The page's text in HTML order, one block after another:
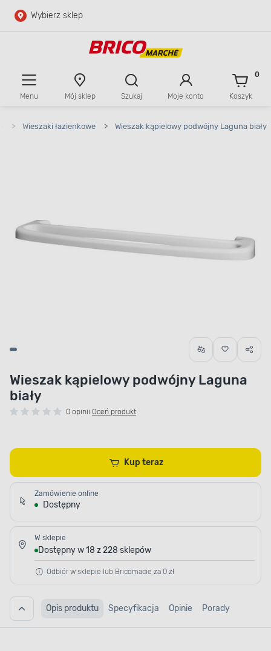
Przejdź do głównej zawartości
Wybierz sklep
Menu Mój sklep Szukaj Moje konto Koszyk
0
> Wieszaki łazienkowe > Wieszak kąpielowy podwójny Laguna biały
Wieszak kąpielowy podwójny Laguna
biały
0 opinii Oceń produkt
Kup teraz
Zamówienie online
Dostępny
W sklepie
Dostępny w 18 z 228 sklepów
Odbiór w sklepie lub Bricomacie za 0 zł
Opis produktu Specyfikacja Opinie Porady